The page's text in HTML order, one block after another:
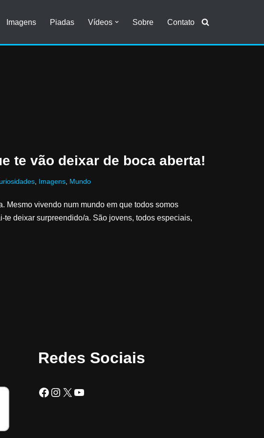
Imagens Piadas Vídeos Sobre Contato
te vão deixar de boca aberta!
Imagens Mundo
Mesmo vivendo num mundo em que todos somos
te deixar surpreendido/a. São jovens, todos especiais,
Redes Sociais